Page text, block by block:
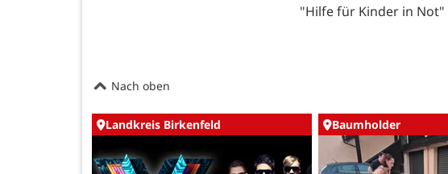
"Hilfe für Kinder in Not"
Nach oben
Landkreis Birkenfeld Baumholder